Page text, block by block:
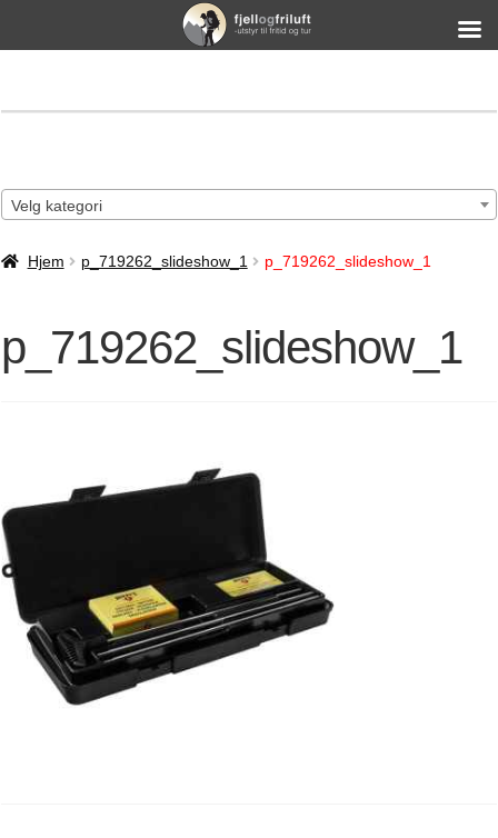
Velg kategori
Hjem p_719262_slideshow_1 p_719262_slideshow_1
p_719262_slideshow_1